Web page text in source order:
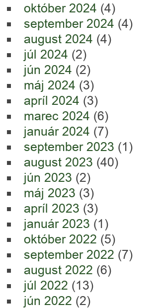
október 2024 (4)
september 2024 (4)
august 2024 (4)
júl 2024 (2)
jún 2024 (2)
máj 2024 (3)
apríl 2024 (3)
marec 2024 (6)
január 2024 (7)
september 2023 (1)
august 2023 (40)
jún 2023 (2)
máj 2023 (3)
apríl 2023 (3)
január 2023 (1)
október 2022 (5)
september 2022 (7)
august 2022 (6)
júl 2022 (13)
jún 2022 (2)